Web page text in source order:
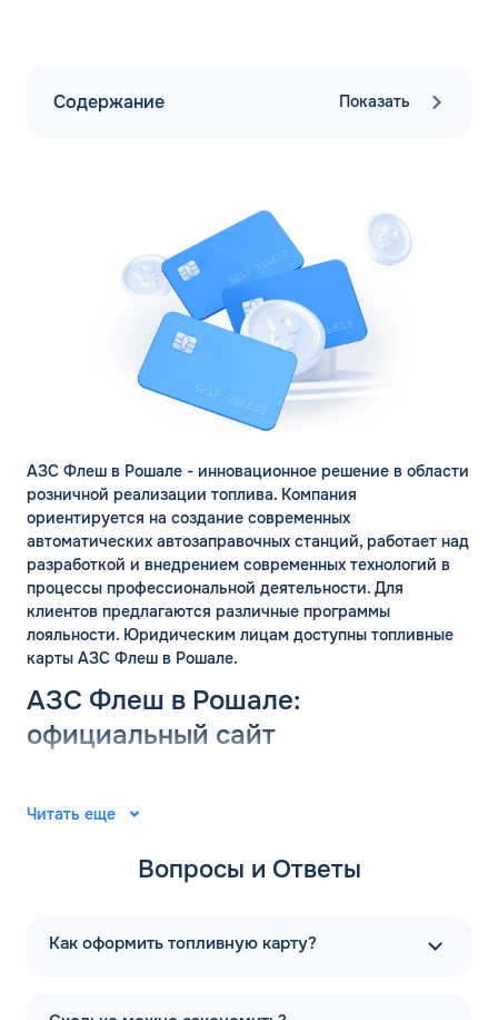
Содержание Показать
АЗС Флеш в Рошале - инновационное решение в области
розничной реализации топлива. Компания
ориентируется на создание современных
автоматических автозаправочных станций, работает над
разработкой и внедрением современных технологий в
процессы профессиональной деятельности. Для
клиентов предлагаются различные программы
лояльности. Юридическим лицам доступны топливные
карты АЗС Флеш в Рошале.
АЗС Флеш в Рошале:
официальный сайт
2008 году. Специалисты разработали и внедрили
автоматические автозаправочные станции на
выпущены для АЗС “Газпром”. В последующие годы
Первая заправочная станция под названием АЗС Флеш в
Рошале Московской области появилась в 2015 году.
Читать еще
Вопросы и Ответы
Как оформить топливную карту?
ЗАКАЗАТЬ
ОБРАТНЫЙ ЗВОНОК
Телефон*
Мы свяжемся с Вами в ближайшее
по МСК